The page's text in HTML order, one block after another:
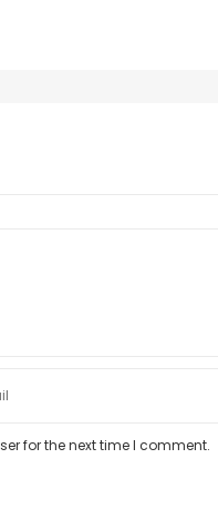
for the next time I comment.